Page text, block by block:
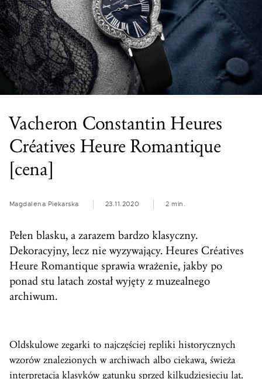
Vacheron Constantin Heures
Créatives Heure Romantique
[cena]
Magdalena Piekarska 23.11.2020 2 min.
Pełen blasku, a zarazem bardzo klasyczny.
Dekoracyjny, lecz nie wyzywający. Heures Créatives
Heure Romantique sprawia wrażenie, jakby po
ponad stu latach został wyjęty z muzealnego
archiwum.
Oldskulowe zegarki to najczęściej repliki historycznych
wzorów znalezionych w archiwach albo ciekawa, świeża
interpretacja klasyków gatunku sprzed kilkudziesięciu lat.